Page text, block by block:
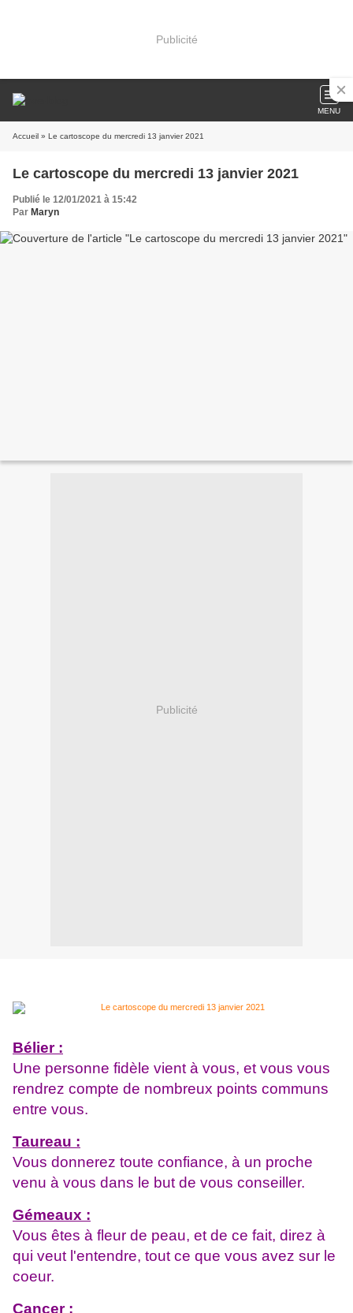
Publicité
MENU
Accueil » Le cartoscope du mercredi 13 janvier 2021
Le cartoscope du mercredi 13 janvier 2021
Publié le 12/01/2021 à 15:42
Par Maryn
Publicité
Bélier :
Une personne fidèle vient à vous, et vous vous
rendrez compte de nombreux points communs
entre vous.
Taureau :
Vous donnerez toute confiance, à un proche
venu à vous dans le but de vous conseiller.
Gémeaux :
Vous êtes à fleur de peau, et de ce fait, direz à
qui veut l'entendre, tout ce que vous avez sur le
coeur.
Cancer :